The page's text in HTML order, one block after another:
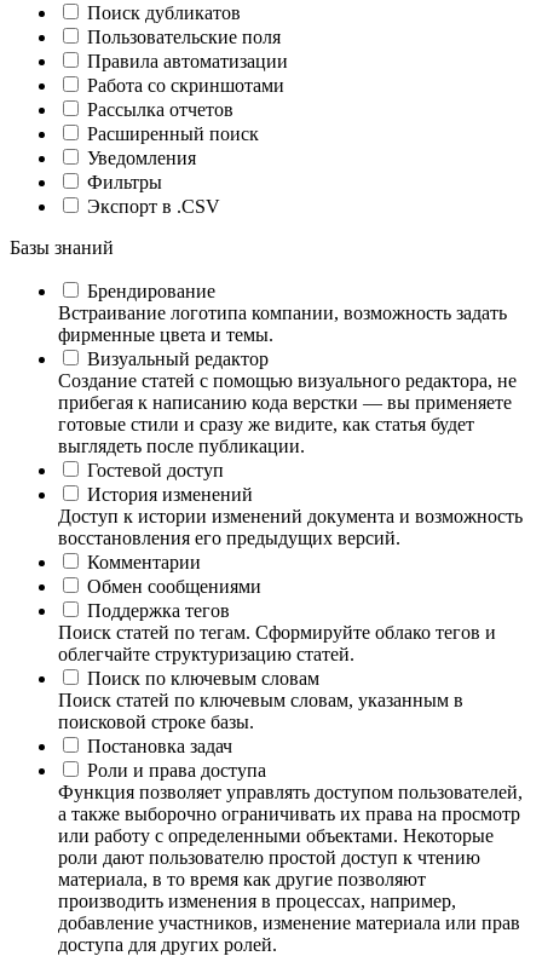
Поиск дубликатов
Пользовательские поля
Правила автоматизации
Работа со скриншотами
Рассылка отчетов
Расширенный поиск
Уведомления
Фильтры
Экспорт в .CSV
Базы знаний
Брендирование
Встраивание логотипа компании, возможность задать
фирменные цвета и темы.
Визуальный редактор
Создание статей с помощью визуального редактора, не
прибегая к написанию кода верстки — вы применяете
готовые стили и сразу же видите, как статья будет
выглядеть после публикации.
Гостевой доступ
История изменений
Доступ к истории изменений документа и возможность
восстановления его предыдущих версий.
Комментарии
Обмен сообщениями
Поддержка тегов
Поиск статей по тегам. Сформируйте облако тегов и
облегчайте структуризацию статей.
Поиск по ключевым словам
Поиск статей по ключевым словам, указанным в
поисковой строке базы.
Постановка задач
Роли и права доступа
Функция позволяет управлять доступом пользователей,
а также выборочно ограничивать их права на просмотр
или работу с определенными объектами. Некоторые
роли дают пользователю простой доступ к чтению
материала, в то время как другие позволяют
производить изменения в процессах, например,
добавление участников, изменение материала или прав
доступа для других ролей.